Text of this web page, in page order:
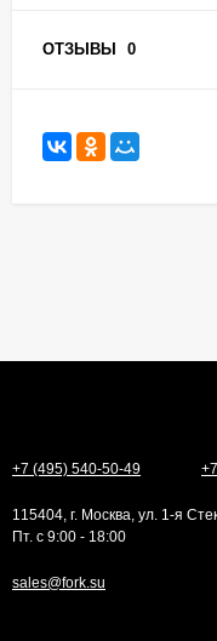
ОТЗЫВЫ 0
+7 (495) 540-50-49
115404, г. Москва, ул. 1-я
Пт. с 9:00 - 18:00
sales@fork.su